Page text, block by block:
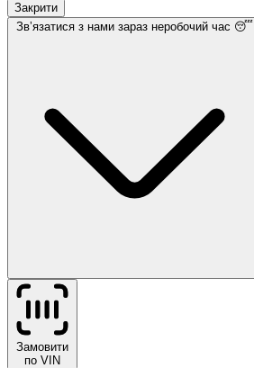
Закрити
Звʼязатися з нами зараз неробочий час 😴
Замовити
по VIN